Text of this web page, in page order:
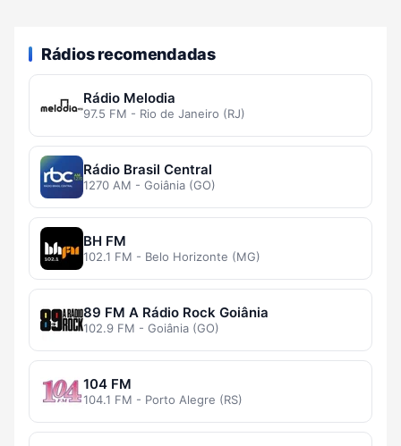
Rádios recomendadas
Rádio Melodia
97.5 FM - Rio de Janeiro (RJ)
Rádio Brasil Central
1270 AM - Goiânia (GO)
BH FM
102.1 FM - Belo Horizonte (MG)
89 FM A Rádio Rock Goiânia
102.9 FM - Goiânia (GO)
104 FM
104.1 FM - Porto Alegre (RS)